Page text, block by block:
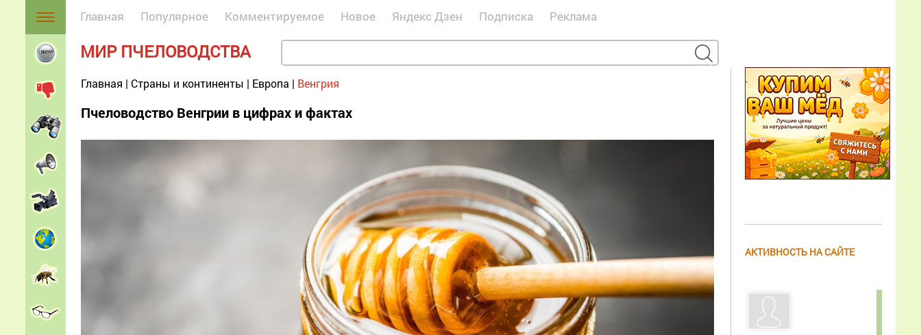
Главная Популярное Комментируемое Новое Яндекс Дзен Подписка Реклама
МИР ПЧЕЛОВОДСТВА
Главная | Страны и континенты | Европа | Венгрия
Пчеловодство Венгрии в цифрах и фактах
АКТИВНОСТЬ НА САЙТЕ